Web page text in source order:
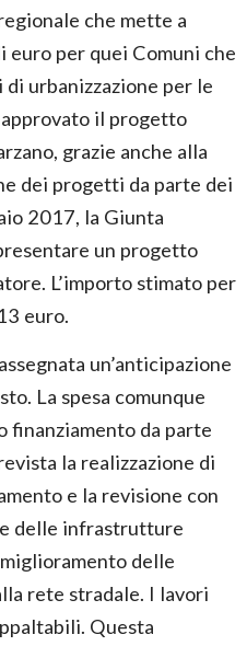
che mette a
per quei Comuni che
urbanizzazione per le
il progetto
grazie anche alla
dei progetti da parte dei
2017, la Giunta
un progetto
L’importo stimato per
euro.
un’anticipazione
La spesa comunque
finanziamento da parte
la realizzazione di
e la revisione con
delle infrastrutture
delle
rete stradale. I lavori
Questa